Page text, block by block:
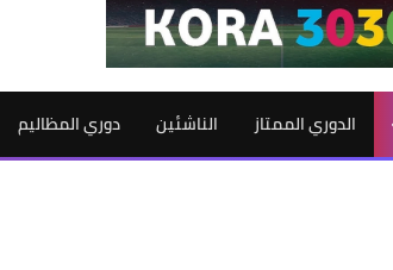
الرئيسية
الدوري الممتاز الناشئين دوري المظاليم